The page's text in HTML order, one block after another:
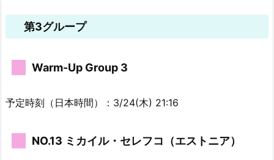
第3グループ
Warm-Up Group 3
予定時刻（日本時間）：3/24(木) 21:16
NO.13 ミカイル・セレフコ（エストニア）